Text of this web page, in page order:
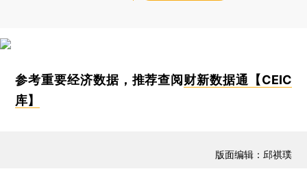
参考重要经济数据，推荐查阅 财新数据通【CEIC
库】
版面编辑：邱祺璞